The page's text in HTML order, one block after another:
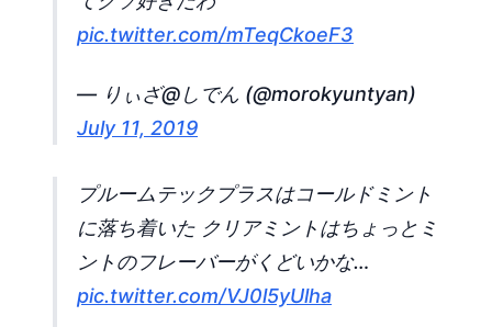
pic.twitter.com/mTeqCkoeF3
— りぃざ@しでん (@morokyuntyan)
July 11, 2019
プルームテックプラスはコールドミント
に落ち着いた クリアミントはちょっとミ
ントのフレーバーがくどいかな…
pic.twitter.com/VJ0l5yUlha